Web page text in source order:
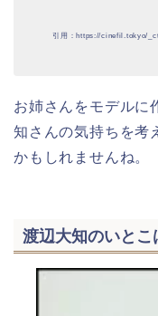
引用：https://cinefil.tokyo/
お姉さんをモデルに
知さんの気持ちを考
かもしれませんね。
渡辺大知のいと